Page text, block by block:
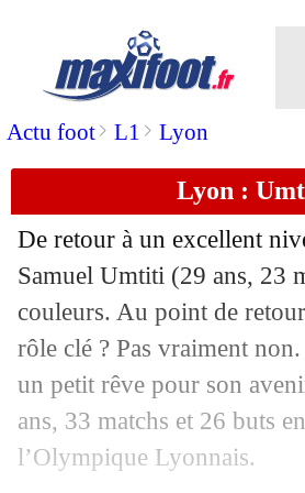
Actu foot> L1 > Lyon
Lyon :
De retour à un excellent
Samuel Umtiti (29 ans, 23
couleurs. Au point de
rôle clé ? Pas vraiment
un petit rêve pour son
ans, 33 matchs et 26 buts
l’Olympique Lyonnais.
: ça se
22/05 Espagne: Rubiales
: Marotta
22/05 Wolfsburg:
22/05 Lecce: Umtiti
22/05 Chelsea : une offre
22/05 Racisme: Vinicius,
22/05 PSG: Thiago Silva